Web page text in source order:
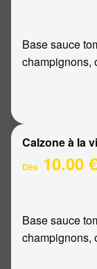
Base sauce
champignons,
Calzone à la
Dès 10.00 €
Base sauce
champignons,